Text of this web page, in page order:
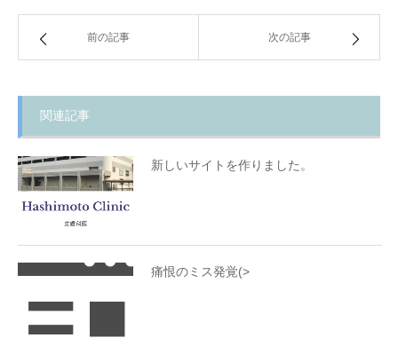
前の記事 次の記事
関連記事
新しいサイトを作りました。
痛恨のミス発覚(>